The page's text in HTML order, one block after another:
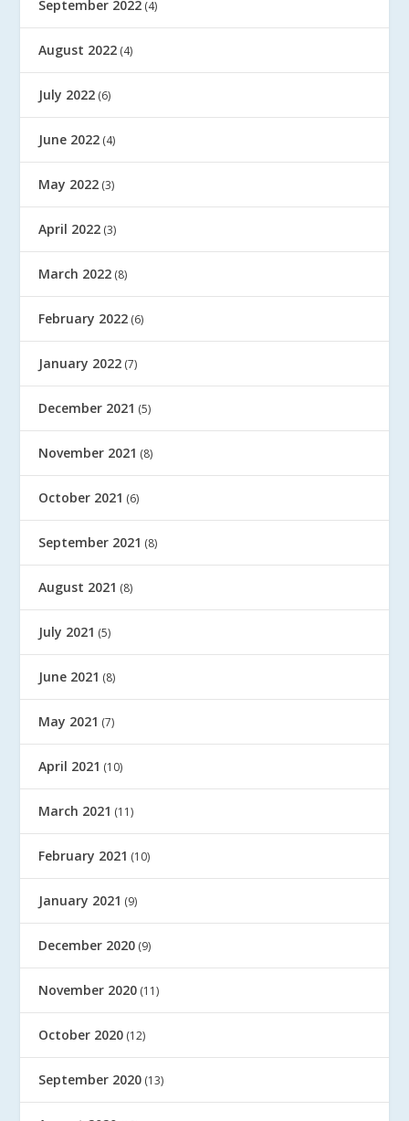
September 2022 (4)
August 2022 (4)
July 2022 (6)
June 2022 (4)
May 2022 (3)
April 2022 (3)
March 2022 (8)
February 2022 (6)
January 2022 (7)
December 2021 (5)
November 2021 (8)
October 2021 (6)
September 2021 (8)
August 2021 (8)
July 2021 (5)
June 2021 (8)
May 2021 (7)
April 2021 (10)
March 2021 (11)
February 2021 (10)
January 2021 (9)
December 2020 (9)
November 2020 (11)
October 2020 (12)
September 2020 (13)